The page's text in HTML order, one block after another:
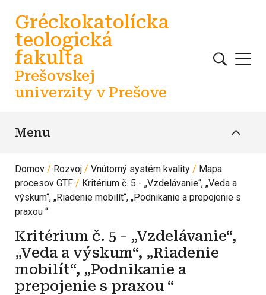
Gréckokatolícka
teologická
fakulta
Prešovskej
univerzity v Prešove
Menu
Domov Rozvoj Vnútorný systém kvality
Mapa
procesov GTF
Kritérium č. 5 - „Vzdelávanie“, „Veda a
výskum“, „Riadenie mobilít“, „Podnikanie a prepojenie s
praxou “
Kritérium č. 5 - „Vzdelávanie“,
„Veda a výskum“, „Riadenie
mobilít“, „Podnikanie a
prepojenie s praxou “